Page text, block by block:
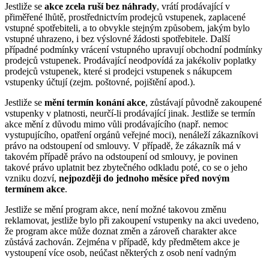
Jestliže se akce zcela ruší bez náhrady, vrátí prodávající v
přiměřené lhůtě, prostřednictvím prodejců vstupenek, zaplacené
vstupné spotřebiteli, a to obvykle stejným způsobem, jakým bylo
vstupné uhrazeno, i bez výslovné žádosti spotřebitele. Další
případné podmínky vrácení vstupného upravují obchodní podmínky
prodejců vstupenek. Prodávající neodpovídá za jakékoliv poplatky
prodejců vstupenek, které si prodejci vstupenek s nákupcem
vstupenky účtují (zejm. poštovné, pojištění apod.).
Jestliže se mění termín konání akce, zůstávají původně zakoupené
vstupenky v platnosti, neurčí-li prodávající jinak. Jestliže se termín
akce mění z důvodu mimo vůli prodávajícího (např. nemoc
vystupujícího, opatření orgánů veřejné moci), nenáleží zákazníkovi
právo na odstoupení od smlouvy. V případě, že zákazník má v
takovém případě právo na odstoupení od smlouvy, je povinen
takové právo uplatnit bez zbytečného odkladu poté, co se o jeho
vzniku dozví, nejpozději do jednoho měsíce před novým
termínem akce.
Jestliže se mění program akce, není možné takovou změnu
reklamovat, jestliže bylo při zakoupení vstupenky na akci uvedeno,
že program akce může doznat změn a zároveň charakter akce
zůstává zachován. Zejména v případě, kdy předmětem akce je
vystoupení více osob, neúčast některých z osob není vadným